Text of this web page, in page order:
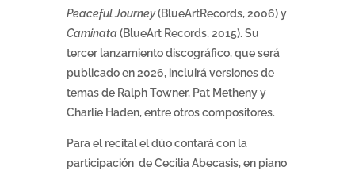
Peaceful Journey(BlueArtRecords, 2006) y
Caminata(BlueArt Records, 2015). Su
tercer lanzamiento discográfico, que será
publicado en 2026, incluirá versiones de
temas de Ralph Towner, Pat Metheny y
Charlie Haden, entre otros compositores.
Para el recital el dúo contará con la
participación de Cecilia Abecasis, en piano